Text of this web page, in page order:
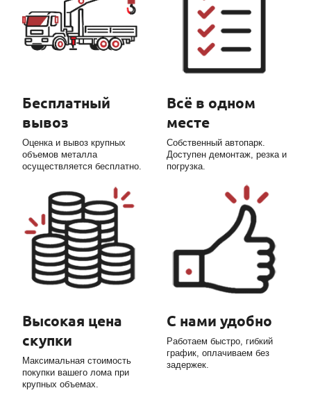
Бесплатный
вывоз
Оценка и вывоз крупных
объемов металла
осуществляется бесплатно.
Всё в одном
месте
Собственный автопарк.
Доступен демонтаж, резка и
погрузка.
Высокая цена
скупки
Максимальная стоимость
покупки вашего лома при
крупных объемах.
С нами удобно
Работаем быстро, гибкий
график, оплачиваем без
задержек.